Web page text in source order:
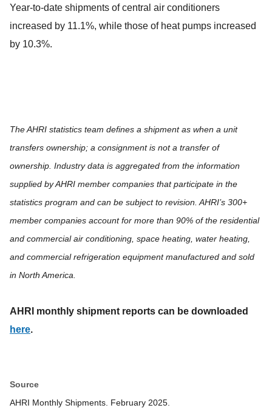
Year-to-date shipments of central air conditioners
increased by 11.1%, while those of heat pumps increased
by 10.3%.
The AHRI statistics team defines a shipment as when a unit
transfers ownership; a consignment is not a transfer of
ownership. Industry data is aggregated from the information
supplied by AHRI member companies that participate in the
statistics program and can be subject to revision. AHRI’s 300+
member companies account for more than 90% of the residential
and commercial air conditioning, space heating, water heating,
and commercial refrigeration equipment manufactured and sold
in North America.
AHRI monthly shipment reports can be downloaded
here.
Source
AHRI Monthly Shipments. February 2025.